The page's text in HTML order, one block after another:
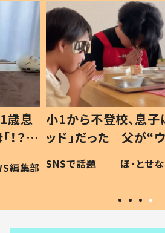
歳息
？」
編集部
小1から不登校、息子
ッド」だった 父が“
作り続ける理由とは
#令和の子
SNSで話題 ほ・とせ